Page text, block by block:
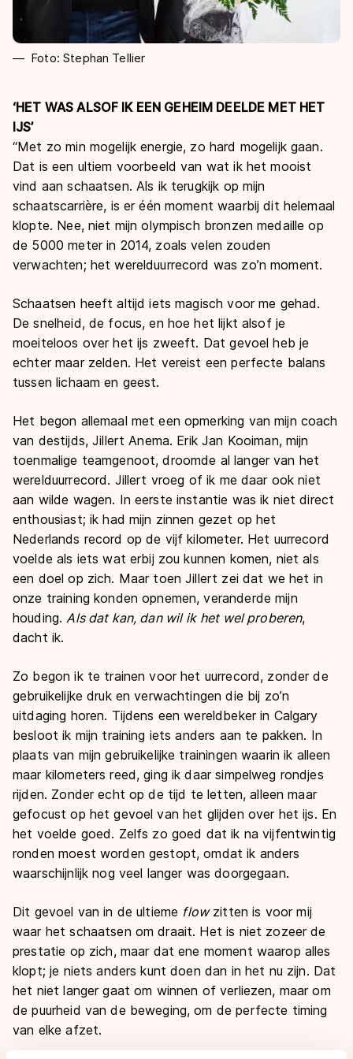
Foto: Stephan Tellier
‘HET WAS ALSOF IK EEN GEHEIM DEELDE MET HET
IJS’
“Met zo min mogelijk energie, zo hard mogelijk gaan.
Dat is een ultiem voorbeeld van wat ik het mooist
vind aan schaatsen. Als ik terugkijk op mijn
schaatscarrière, is er één moment waarbij dit helemaal
klopte. Nee, niet mijn olympisch bronzen medaille op
de 5000 meter in 2014, zoals velen zouden
verwachten; het werelduurrecord was zo’n moment.
Schaatsen heeft altijd iets magisch voor me gehad.
De snelheid, de focus, en hoe het lijkt alsof je
moeiteloos over het ijs zweeft. Dat gevoel heb je
echter maar zelden. Het vereist een perfecte balans
tussen lichaam en geest.
Het begon allemaal met een opmerking van mijn coach
van destijds, Jillert Anema. Erik Jan Kooiman, mijn
toenmalige teamgenoot, droomde al langer van het
werelduurrecord. Jillert vroeg of ik me daar ook niet
aan wilde wagen. In eerste instantie was ik niet direct
enthousiast; ik had mijn zinnen gezet op het
Nederlands record op de vijf kilometer. Het uurrecord
voelde als iets wat erbij zou kunnen komen, niet als
een doel op zich. Maar toen Jillert zei dat we het in
onze training konden opnemen, veranderde mijn
houding. Als dat kan, dan wil ik het wel proberen,
dacht ik.
Zo begon ik te trainen voor het uurrecord, zonder de
gebruikelijke druk en verwachtingen die bij zo’n
uitdaging horen. Tijdens een wereldbeker in Calgary
besloot ik mijn training iets anders aan te pakken. In
plaats van mijn gebruikelijke trainingen waarin ik alleen
maar kilometers reed, ging ik daar simpelweg rondjes
rijden. Zonder echt op de tijd te letten, alleen maar
gefocust op het gevoel van het glijden over het ijs. En
het voelde goed. Zelfs zo goed dat ik na vijfentwintig
ronden moest worden gestopt, omdat ik anders
waarschijnlijk nog veel langer was doorgegaan.
Dit gevoel van in de ultieme flowzitten is voor mij
waar het schaatsen om draait. Het is niet zozeer de
prestatie op zich, maar dat ene moment waarop alles
klopt; je niets anders kunt doen dan in het nu zijn. Dat
het niet langer gaat om winnen of verliezen, maar om
de puurheid van de beweging, om de perfecte timing
van elke afzet.